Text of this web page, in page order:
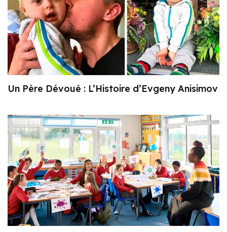
Un Père Dévoué : L’Histoire d’Evgeny Anisimov